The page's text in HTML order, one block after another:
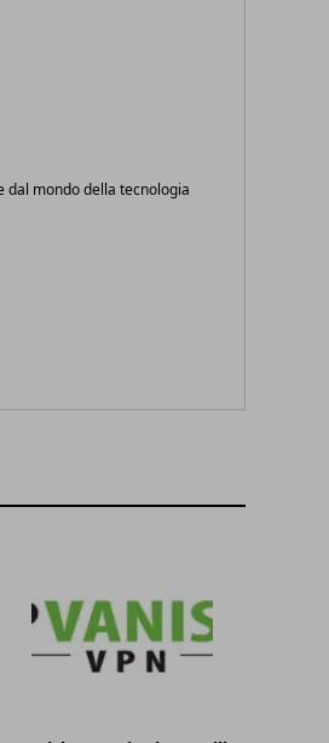
dal mondo della tecnologia